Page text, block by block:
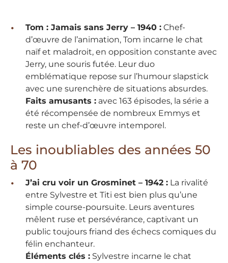
Tom : Jamais sans Jerry – 1940 : Chef-
d’œuvre de l’animation, Tom incarne le chat
naïf et maladroit, en opposition constante avec
Jerry, une souris futée. Leur duo
emblématique repose sur l’humour slapstick
avec une surenchère de situations absurdes.
Faits amusants : avec 163 épisodes, la série a
été récompensée de nombreux Emmys et
reste un chef-d’œuvre intemporel.
Les inoubliables des années 50
à 70
J’ai cru voir un Grosminet – 1942 : La rivalité
entre Sylvestre et Titi est bien plus qu’une
simple course-poursuite. Leurs aventures
mêlent ruse et persévérance, captivant un
public toujours friand des échecs comiques du
félin enchanteur.
Éléments clés : Sylvestre incarne le chat